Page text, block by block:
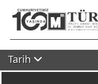
Tarih